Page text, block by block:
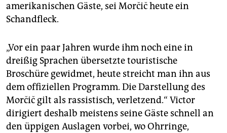
amerikanischen Gäste, sei Morčič heute ein
Schandfleck.
„Vor ein paar Jahren wurde ihm noch eine in
dreißig Sprachen übersetzte touristische
Broschüre gewidmet, heute streicht man ihn aus
dem offiziellen Programm. Die Darstellung des
Morčič gilt als rassistisch, verletzend.“ Victor
dirigiert deshalb meistens seine Gäste schnell an
den üppigen Auslagen vorbei, wo Ohrringe,